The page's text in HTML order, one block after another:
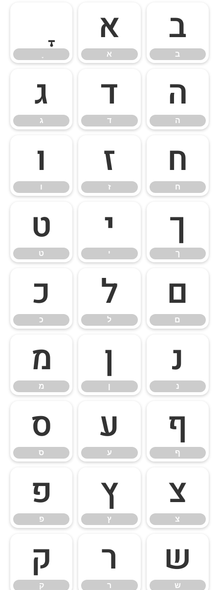
א
א
ב
ב
ג
ג
ד
ד
ה
ה
ו
ו
ז
ז
ח
ח
ט
ט
י
י
ך
ך
כ
כ
ל
ל
ם
ם
מ
מ
ן
ן
נ
נ
ס
ס
ע
ע
ף
ף
פ
פ
ץ
ץ
צ
צ
ק
ק
ר
ר
ש
ש